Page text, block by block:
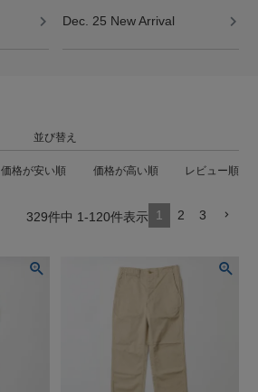
Dec. 25 New Arrival
並び替え
価格が安い順 価格が高い順 レビュー順
329件中 1-120件表示 1 2 3